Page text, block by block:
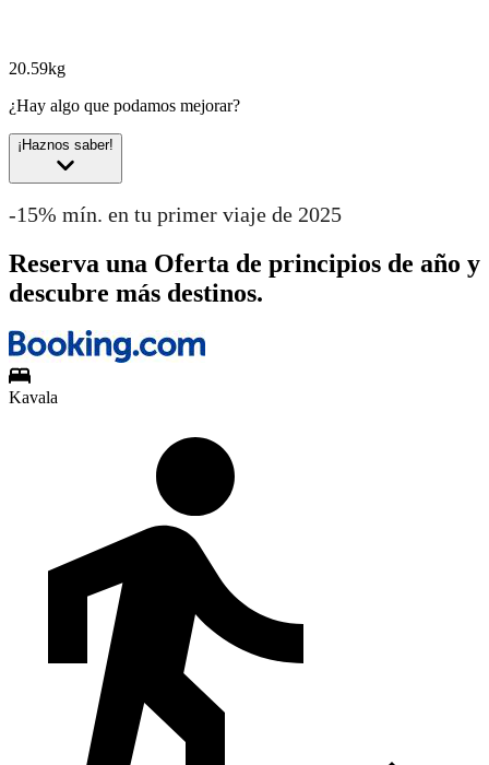
20.59kg
¿Hay algo que podamos mejorar?
¡Haznos saber!
-15% mín. en tu primer viaje de 2025
Reserva una Oferta de principios de año y
descubre más destinos.
Kavala